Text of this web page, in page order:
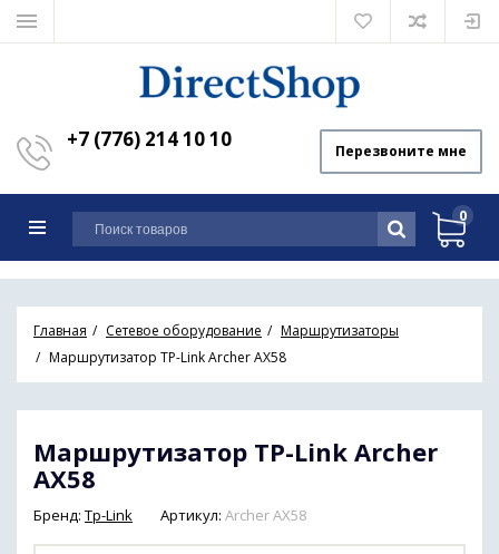
+7 (776) 214 10 10 Перезвоните мне
0
Главная Сетевое оборудование
Маршрутизаторы
Маршрутизатор TP-Link Archer AX58
Маршрутизатор TP-Link Archer
AX58
Бренд: Tp-Link Артикул: Archer AX58